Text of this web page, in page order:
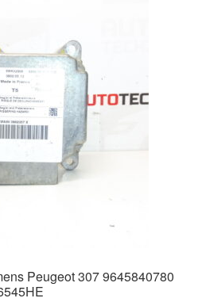
Peugeot 307 9645840780